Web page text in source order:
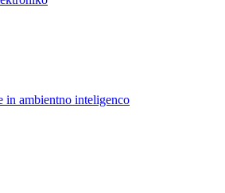
in ambientno inteligenco